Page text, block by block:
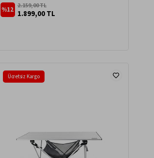
Hafif Kamp Masası Büyük Boy - Siyah
1.899,00 TL
2.159,00 TL
%12
Ücretsiz Kargo